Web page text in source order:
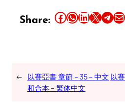
Share: Share this article on Facebook Share this article on WhatsApp Share this article on LinkedIn Share this article on X Share this article on TelegramEmail this Article
← 以賽亞書 章節 – 35 – 中文
和合本 – 繁体中文
以